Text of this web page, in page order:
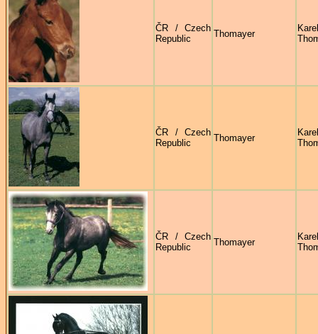
ČR / Czech
Republic
Thomayer
Karel
ČR / Czech
Republic
Thomayer
Karel
ČR / Czech
Republic
Thomayer
Karel